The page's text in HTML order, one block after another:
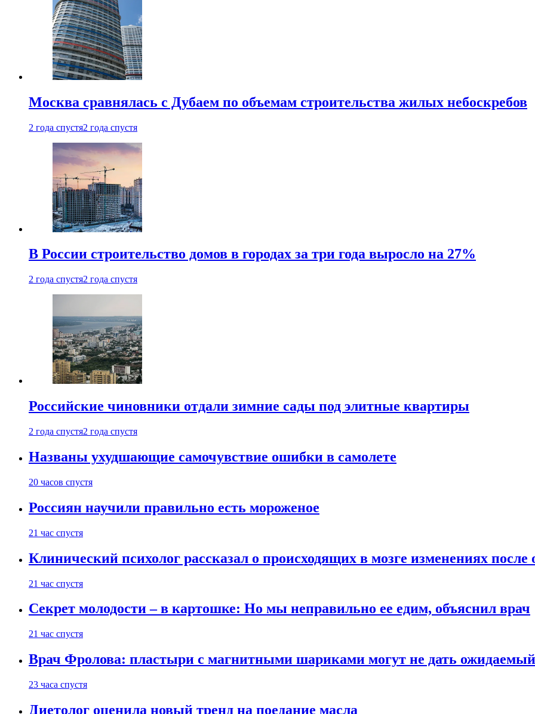
Москва сравнялась с Дубаем по объемам строительства жилых небоскребов
2 года спустя2 года спустя
В России строительство домов в городах за три года выросло на 27%
2 года спустя2 года спустя
Российские чиновники отдали зимние сады под элитные квартиры
2 года спустя2 года спустя
Названы ухудшающие самочувствие ошибки в самолете
20 часов спустя
Россиян научили правильно есть мороженое
21 час спустя
Клинический психолог рассказал о происходящих в мозге изменениях после
21 час спустя
Секрет молодости – в картошке: Но мы неправильно ее едим, объяснил врач
21 час спустя
Врач Фролова: пластыри с магнитными шариками могут не дать
23 часа спустя
Диетолог оценила новый тренд на поедание масла